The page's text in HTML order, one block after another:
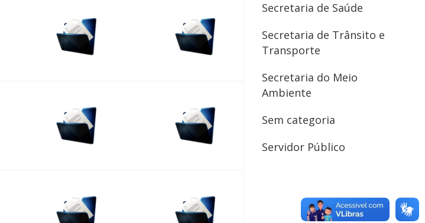
Secretaria de Saúde
Secretaria de Trânsito e
Transporte
Secretaria do Meio
Ambiente
Sem categoria
Servidor Público